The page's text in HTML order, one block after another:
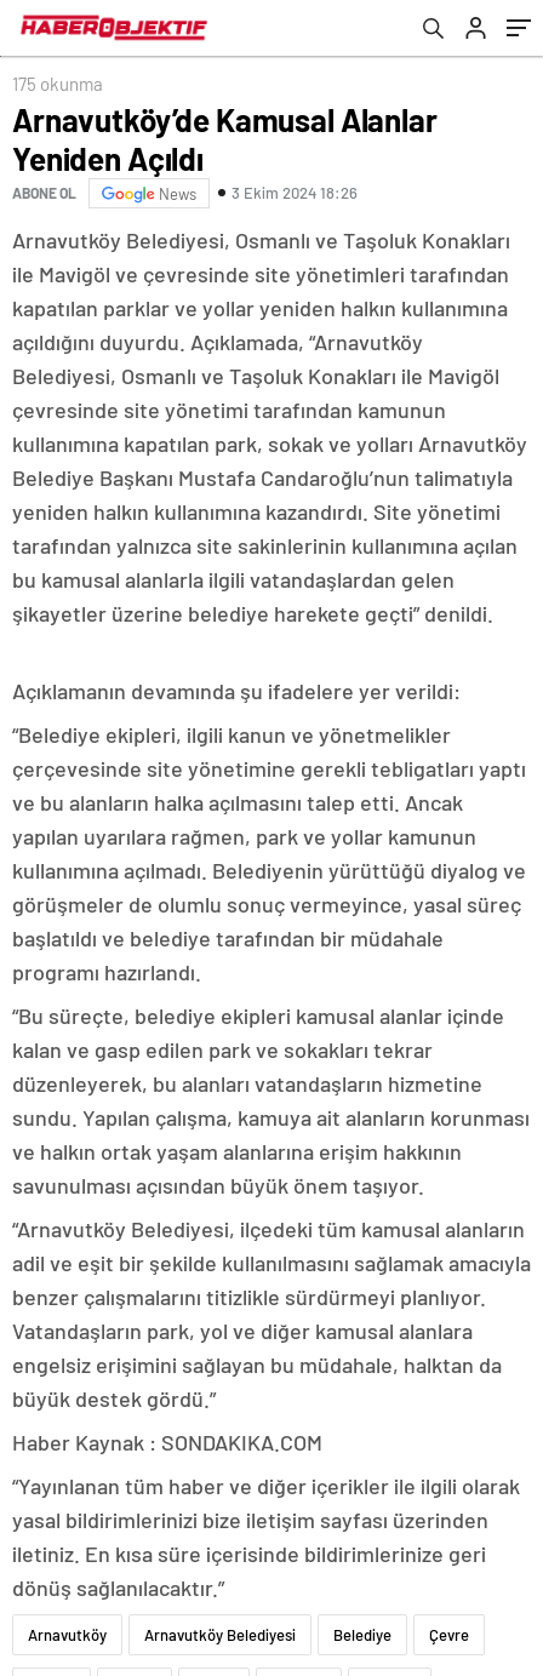
175 okunma
Arnavutköy’de Kamusal Alanlar
Yeniden Açıldı
ABONE OL News 3 Ekim 2024 18:26
Arnavutköy Belediyesi, Osmanlı ve Taşoluk Konakları
ile Mavigöl ve çevresinde site yönetimleri tarafından
kapatılan parklar ve yollar yeniden halkın kullanımına
açıldığını duyurdu. Açıklamada, “Arnavutköy
Belediyesi, Osmanlı ve Taşoluk Konakları ile Mavigöl
çevresinde site yönetimi tarafından kamunun
kullanımına kapatılan park, sokak ve yolları Arnavutköy
Belediye Başkanı Mustafa Candaroğlu’nun talimatıyla
yeniden halkın kullanımına kazandırdı. Site yönetimi
tarafından yalnızca site sakinlerinin kullanımına açılan
bu kamusal alanlarla ilgili vatandaşlardan gelen
şikayetler üzerine belediye harekete geçti” denildi.
Açıklamanın devamında şu ifadelere yer verildi:
“Belediye ekipleri, ilgili kanun ve yönetmelikler
çerçevesinde site yönetimine gerekli tebligatları yaptı
ve bu alanların halka açılmasını talep etti. Ancak
yapılan uyarılara rağmen, park ve yollar kamunun
kullanımına açılmadı. Belediyenin yürüttüğü diyalog ve
görüşmeler de olumlu sonuç vermeyince, yasal süreç
başlatıldı ve belediye tarafından bir müdahale
programı hazırlandı.
“Bu süreçte, belediye ekipleri kamusal alanlar içinde
kalan ve gasp edilen park ve sokakları tekrar
düzenleyerek, bu alanları vatandaşların hizmetine
sundu. Yapılan çalışma, kamuya ait alanların korunması
ve halkın ortak yaşam alanlarına erişim hakkının
savunulması açısından büyük önem taşıyor.
“Arnavutköy Belediyesi, ilçedeki tüm kamusal alanların
adil ve eşit bir şekilde kullanılmasını sağlamak amacıyla
benzer çalışmalarını titizlikle sürdürmeyi planlıyor.
Vatandaşların park, yol ve diğer kamusal alanlara
engelsiz erişimini sağlayan bu müdahale, halktan da
büyük destek gördü.”
Haber Kaynak : SONDAKIKA.COM
“Yayınlanan tüm haber ve diğer içerikler ile ilgili olarak
yasal bildirimlerinizi bize iletişim sayfası üzerinden
iletiniz. En kısa süre içerisinde bildirimlerinize geri
dönüş sağlanılacaktır.”
Arnavutköy Arnavutköy Belediyesi Belediye Çevre